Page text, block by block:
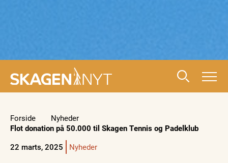
Forside
Nyheder
Flot donation på 50.000 til Skagen Tennis og Padelklub
22 marts, 2025
Nyheder